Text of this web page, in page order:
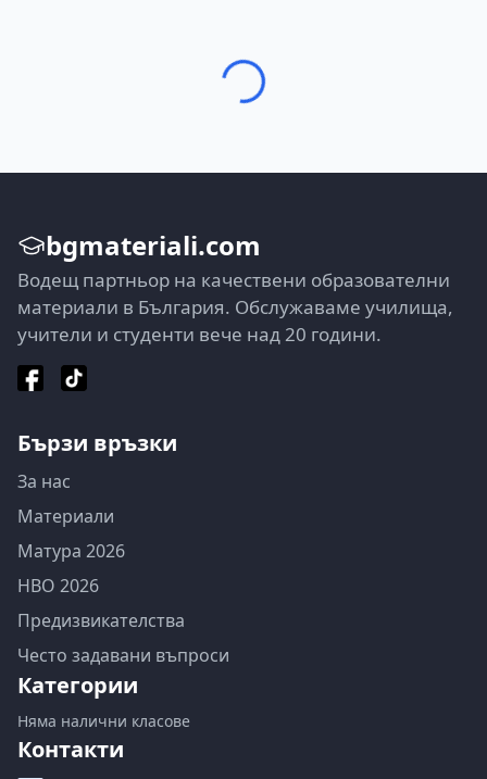
bgmateriali.com
Водещ партньор на качествени образователни
материали в България. Обслужаваме училища,
учители и студенти вече над 20 години.
Бързи връзки
За нас
Материали
Матура 2026
НВО 2026
Предизвикателства
Често задавани въпроси
Категории
Няма налични класове
Контакти